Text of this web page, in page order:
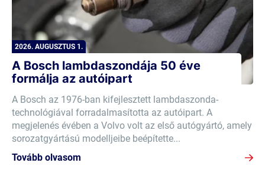
2026. AUGUSZTUS 1.
A Bosch lambdaszondája 50 éve
formálja az autóipart
A Bosch az 1976-ban kifejlesztett lambdaszonda-
technológiával forradalmasította az autóipart. A
megjelenés évében a Volvo volt az első autógyártó, amely
sorozatgyártású modelljeibe beépítette...
Tovább olvasom